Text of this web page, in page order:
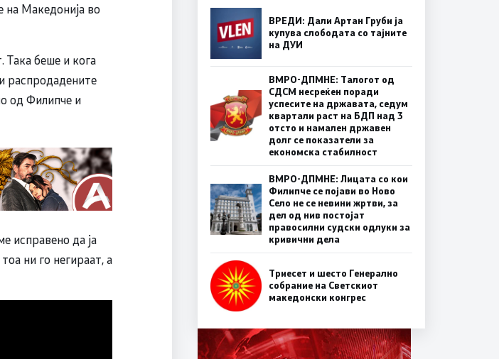
Македонија во
беше и кога
распродадените
од Филипче и
исправено да ја
ни го негираат, а
ВРЕДИ: Дали Артан Груби ја
купува слободата со тајните
на ДУИ
ВМРО-ДПМНЕ: Талогот од
СДСМ несреќен поради
успесите на државата, седум
квартали раст на БДП над 3
отсто и намален државен
долг се показатели за
економска стабилност
ВМРО-ДПМНЕ: Лицата со кои
Филипче се појави во Ново
Село не се невини жртви, за
дел од нив постојат
правосилни судски одлуки за
кривични дела
Триесет и шесто Генерално
собрание на Светскиот
македонски конгрес